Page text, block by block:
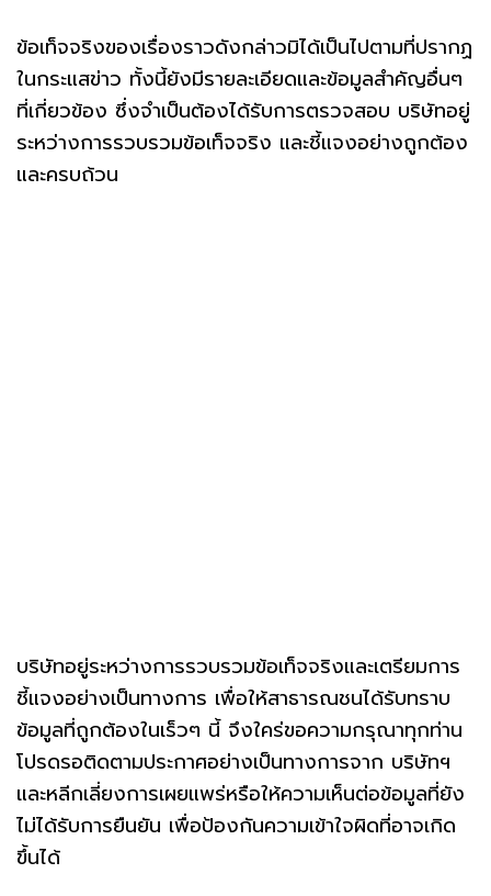
ข้อเท็จจริงของเรื่องราวดังกล่าวมิได้เป็นไปตามที่ปรากฏ
ในกระแสข่าว ทั้งนี้ยังมีรายละเอียดและข้อมูลสำคัญอื่นๆ
ที่เกี่ยวข้อง ซึ่งจำเป็นต้องได้รับการตรวจสอบ บริษัทอยู่
ระหว่างการรวบรวมข้อเท็จจริง และชี้แจงอย่างถูกต้อง
และครบถ้วน
บริษัทอยู่ระหว่างการรวบรวมข้อเท็จจริงและเตรียมการ
ชี้แจงอย่างเป็นทางการ เพื่อให้สาธารณชนได้รับทราบ
ข้อมูลที่ถูกต้องในเร็วๆ นี้ จึงใคร่ขอความกรุณาทุกท่าน
โปรดรอติดตามประกาศอย่างเป็นทางการจาก บริษัทฯ
และหลีกเลี่ยงการเผยแพร่หรือให้ความเห็นต่อข้อมูลที่ยัง
ไม่ได้รับการยืนยัน เพื่อป้องกันความเข้าใจผิดที่อาจเกิด
ขึ้นได้